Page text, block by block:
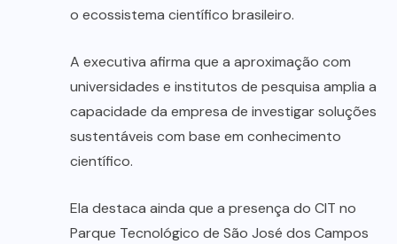
o ecossistema científico brasileiro.
A executiva afirma que a aproximação com
universidades e institutos de pesquisa amplia a
capacidade da empresa de investigar soluções
sustentáveis com base em conhecimento
científico.
Ela destaca ainda que a presença do CIT no
Parque Tecnológico de São José dos Campos